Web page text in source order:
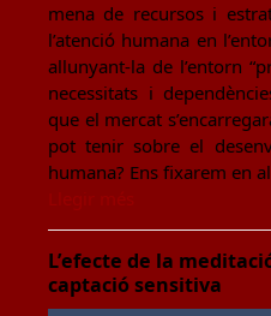
mena de recursos i
l’atenció humana en
allunyant-la de l’entorn
necessitats i
que el mercat
pot tenir sobre el
humana? Ens fixarem en
L’efecte de la
captació sensitiva